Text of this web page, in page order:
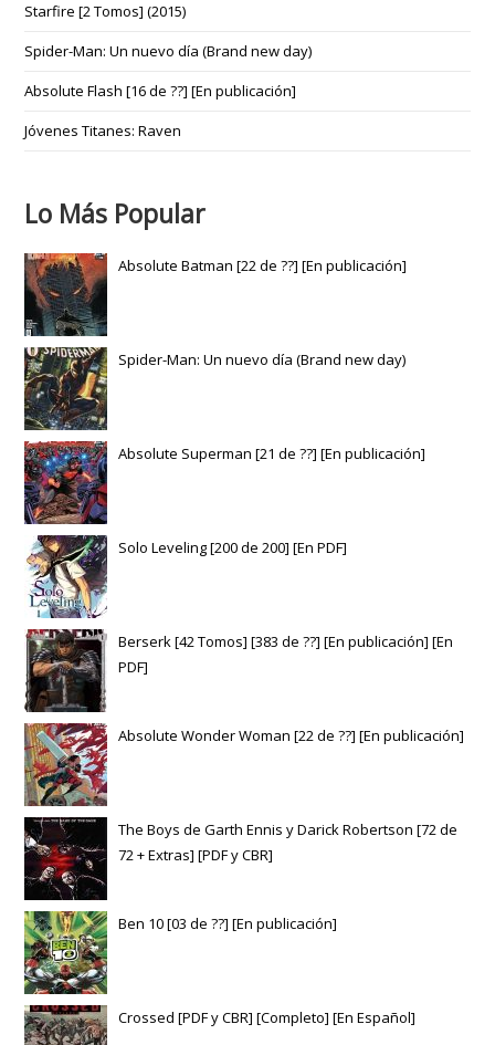
Starfire [2 Tomos] (2015)
Spider-Man: Un nuevo día (Brand new day)
Absolute Flash [16 de ??] [En publicación]
Jóvenes Titanes: Raven
Lo Más Popular
Absolute Batman [22 de ??] [En publicación]
Spider-Man: Un nuevo día (Brand new day)
Absolute Superman [21 de ??] [En publicación]
Solo Leveling [200 de 200] [En PDF]
Berserk [42 Tomos] [383 de ??] [En publicación] [En
PDF]
Absolute Wonder Woman [22 de ??] [En publicación]
The Boys de Garth Ennis y Darick Robertson [72 de
72 + Extras] [PDF y CBR]
Ben 10 [03 de ??] [En publicación]
Crossed [PDF y CBR] [Completo] [En Español]